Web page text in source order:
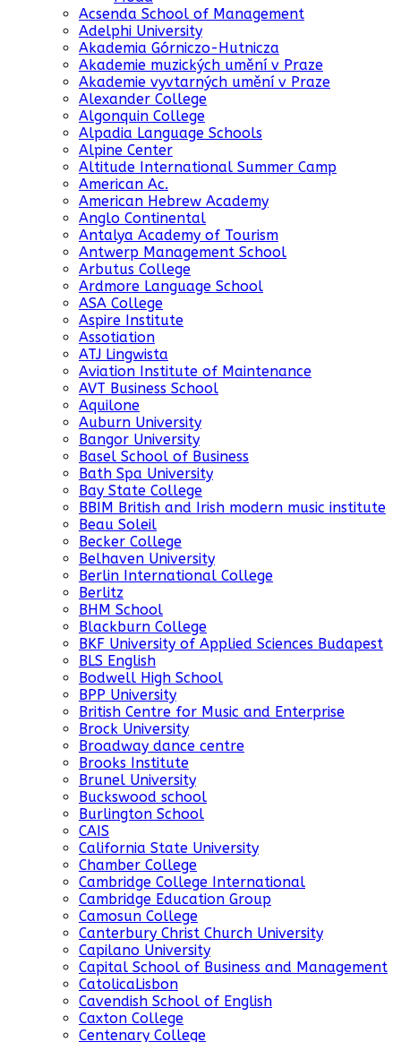
Acsenda School of Management
Adelphi University
Akademia Górniczo-Hutnicza
Akademie muzických umění v Praze
Akademie vyvtarných umění v Praze
Alexander College
Algonquin College
Alpadia Language Schools
Alpine Center
Altitude International Summer Camp
American Ac.
American Hebrew Academy
Anglo Continental
Antalya Academy of Tourism
Antwerp Management School
Arbutus College
Ardmore Language School
ASA College
Aspire Institute
Assotiation
ATJ Lingwista
Aviation Institute of Maintenance
AVT Business School
Aquilone
Auburn University
Bangor University
Basel School of Business
Bath Spa University
Bay State College
BBIM British and Irish modern music institute
Beau Soleil
Becker College
Belhaven University
Berlin International College
Berlitz
BHM School
Blackburn College
BKF University of Applied Sciences Budapest
BLS English
Bodwell High School
BPP University
British Centre for Music and Enterprise
Brock University
Broadway dance centre
Brooks Institute
Brunel University
Buckswood school
Burlington School
CAIS
California State University
Chamber College
Cambridge College International
Cambridge Education Group
Camosun College
Canterbury Christ Church University
Capilano University
Capital School of Business and Management
CatolicaLisbon
Cavendish School of English
Caxton College
Centenary College